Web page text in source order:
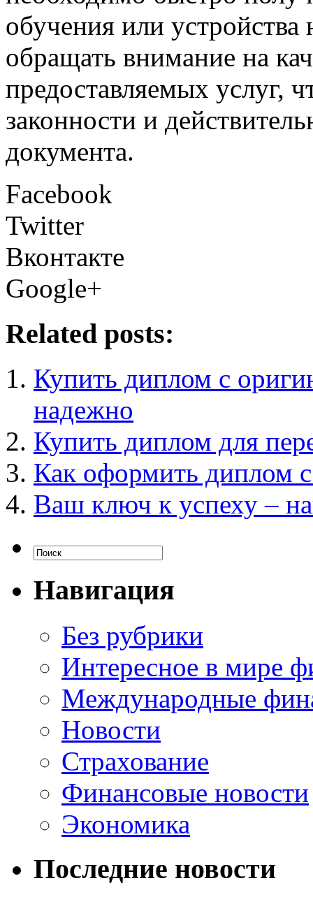
обучения или
обращать внимание на
предоставляемых услуг,
законности и
документа.
Facebook
Twitter
Вконтакте
Google+
Related posts:
Купить диплом с
надежно
Купить диплом для
Как оформить диплом
Ваш ключ к успеху –
Навигация
Без рубрики
Интересное в мире
Международные
Новости
Страхование
Финансовые новости
Экономика
Последние новости